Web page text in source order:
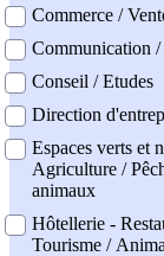
Commerce /
Communication
Conseil / Etudes
Direction
Espaces verts et
Agriculture /
animaux
Hôtellerie -
Tourisme /